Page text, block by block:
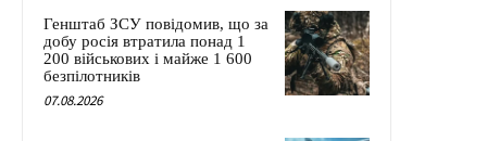
Генштаб ЗСУ повідомив, що за
добу росія втратила понад 1
200 військових і майже 1 600
безпілотників
07.08.2026